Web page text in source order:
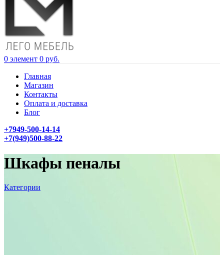
0 элемент 0 руб.
Главная
Магазин
Контакты
Оплата и доставка
Блог
+7949-500-14-14
+7(949)500-88-22
Шкафы пеналы
Категории